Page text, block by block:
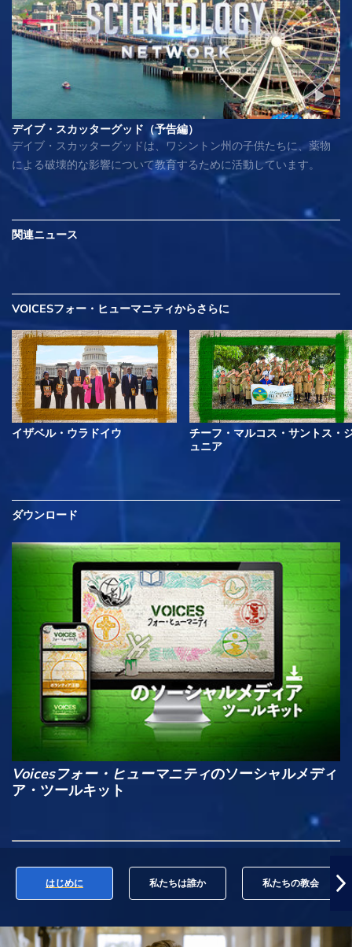
デイブ・スカッターグッド（予告編）
デイブ・スカッターグッドは、ワシントン州の子供たちに、薬物
による破壊的な影響について教育するために活動しています。
関連ニュース
VOICESフォー・ヒューマニティからさらに
イザベル・ウラドイウ
チーフ・マルコス・サントス・
ュニア
ダウンロード
Voicesフォー・ヒューマニティのソーシャルメディ
ア・ツールキット
はじめに 私たちは誰か 私たちの教会